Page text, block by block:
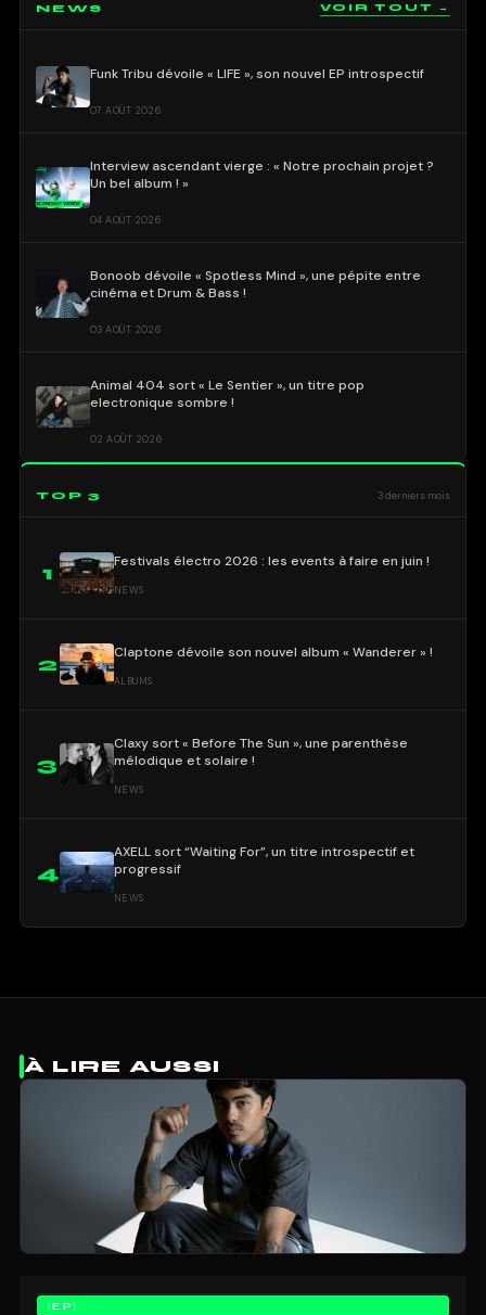
NEWS VOIR TOUT →
Funk Tribu dévoile « LIFE », son nouvel EP introspectif
07 AOÛT 2026
Interview ascendant vierge : « Notre prochain projet ?
Un bel album ! »
04 AOÛT 2026
Bonoob dévoile « Spotless Mind », une pépite entre
cinéma et Drum & Bass !
03 AOÛT 2026
Animal 404 sort « Le Sentier », un titre pop
electronique sombre !
02 AOÛT 2026
TOP 3 3 derniers mois
1
Festivals électro 2026 : les events à faire en juin !
NEWS
2
Claptone dévoile son nouvel album « Wanderer » !
ALBUMS
3
Claxy sort « Before The Sun », une parenthèse
mélodique et solaire !
NEWS
4
AXELL sort “Waiting For”, un titre introspectif et
progressif
NEWS
À LIRE AUSSI
EP